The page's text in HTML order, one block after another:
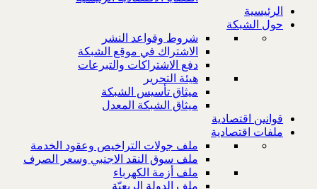
الرئيسية
حول الشبكة
شروط وقواعد النشر
الاشتراك في موقع الشبكة
دفع الاشتراكات والتبرعات
هيئة التحرير
ميثاق تأسيس الشبكة
ميثاق الشبكة المعدل
قوانين اقتصادية
ملفات اقتصادية
ملف جولات التراخيص وعقود الخدمة
ملف سوق النقد الاجنبي وسعر الصرف
ملف أزمة الكهرباء
ملف الدولة الريعيّة